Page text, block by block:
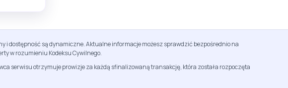
i dostępność są dynamiczne. Aktualne informacje możesz sprawdzić bezpośrednio na
w rozumieniu Kodeksu Cywilnego.
serwisu otrzymuje prowizje za każdą sfinalizowaną transakcję, która została rozpoczęta